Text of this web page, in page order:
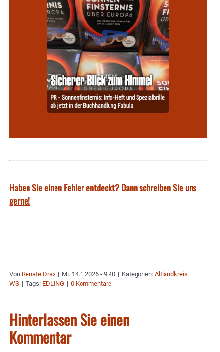
Haben Sie einen Fehler entdeckt? Dann schreiben Sie uns
gerne!
Von Renate Drax | Mi. 14.1.2026 - 9:40 | Kategorien: Altlandkreis
WS | Tags: EDLING | 0 Kommentare
Hinterlassen Sie einen
Kommentar